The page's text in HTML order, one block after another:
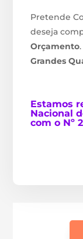
Pretende
deseja
Orçamento
Grandes
Estamos
Nacional
com o Nº